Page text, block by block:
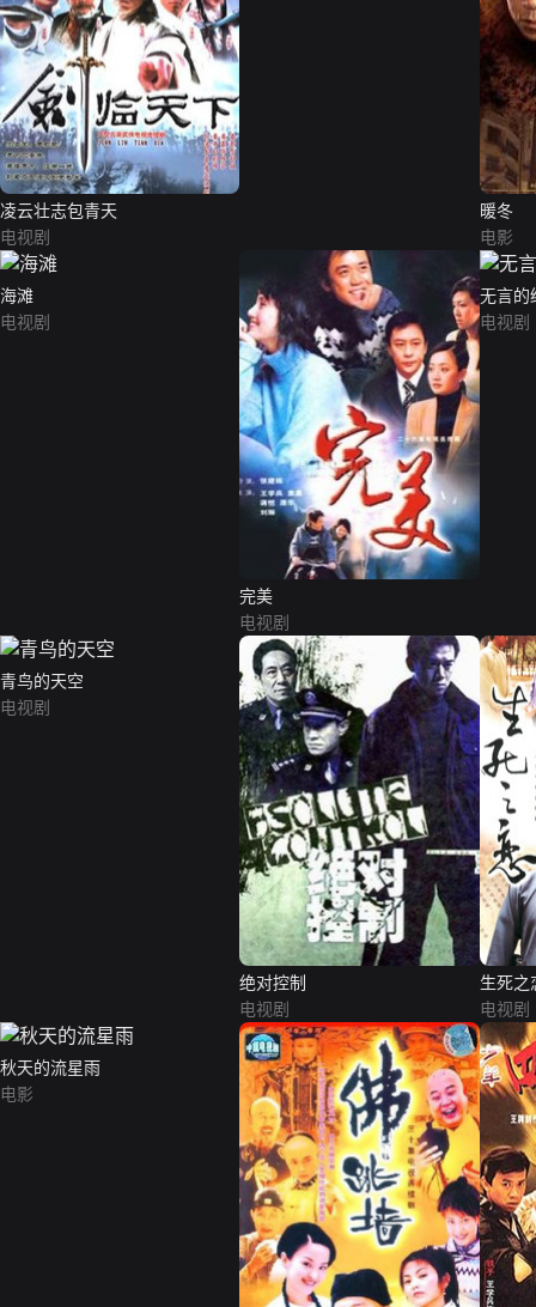
凌云壮志包青天
电视剧
暖冬
电影
海滩
电视剧
完美
电视剧
无言的
电视剧
青鸟的天空
电视剧
绝对控制
电视剧
生死之
电视剧
秋天的流星雨
电影